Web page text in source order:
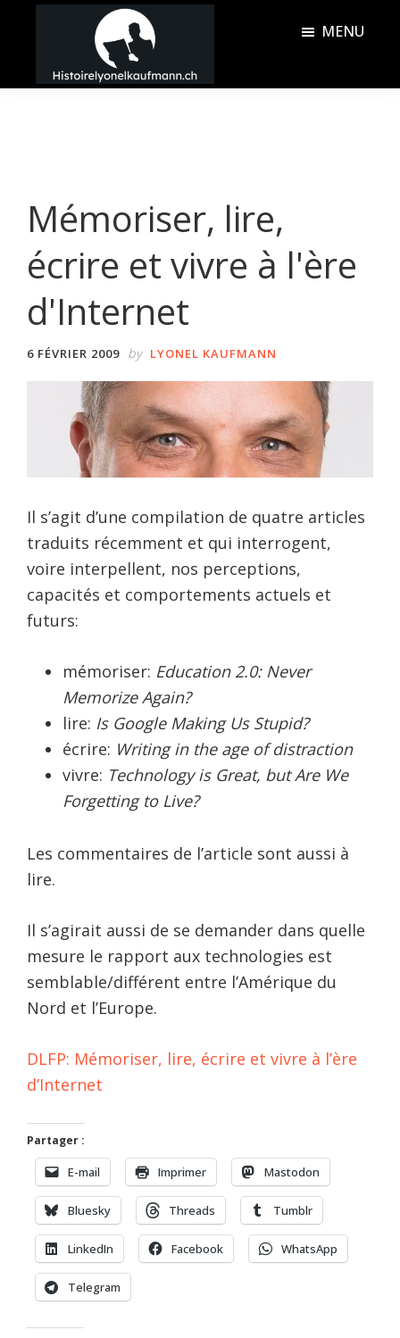
principal
barreHistoire
MENU
Mémoriser, lire,
écrire et vivre à l'ère
d'Internet
6 FÉVRIER 2009 by LYONEL KAUFMANN
Il s’agit d’une compilation de quatre articles
traduits récemment et qui interrogent,
voire interpellent, nos perceptions,
capacités et comportements actuels et
futurs:
mémoriser: Education 2.0: Never
Memorize Again?
lire: Is Google Making Us Stupid?
écrire: Writing in the age of distraction
vivre: Technology is Great, but Are We
Forgetting to Live?
Les commentaires de l’article sont aussi à
lire.
Il s’agirait aussi de se demander dans quelle
mesure le rapport aux technologies est
semblable/différent entre l’Amérique du
Nord et l’Europe.
DLFP: Mémoriser, lire, écrire et vivre à l’ère
d’Internet
Partager :
E-mail Imprimer Mastodon
Bluesky Threads Tumblr
LinkedIn Facebook WhatsApp
Telegram